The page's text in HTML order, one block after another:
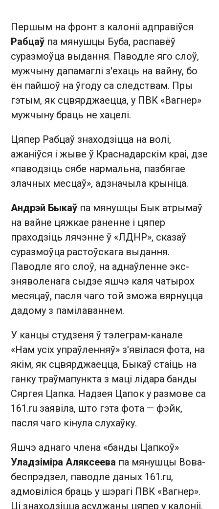
Першым на фронт з калоніі адправіўся
Рабцаў па мянушцы Буба, распавёў
суразмоўца выдання. Паводле яго слоў,
мужчыну дапамаглі з'ехаць на вайну, бо
ён пайшоў на ўгоду са следствам. Пры
гэтым, як сцвярджаецца, у ПВК «Вагнер»
мужчыну браць не хацелі.
Цяпер Рабцаў знаходзіцца на волі,
ажаніўся і жыве ў Краснадарскім краі, дзе
«паводзіць сябе нармальна, пазбягае
злачных месцаў», адзначыла крыніца.
Андрэй Быкаў па мянушцы Бык атрымаў
на вайне цяжкае раненне і цяпер
праходзіць лячэнне ў «ЛДНР», сказаў
суразмоўца растоўскага выдання.
Паводле яго слоў, на аднаўленне экс-
зняволенага сыдзе яшчэ каля чатырох
месяцаў, пасля чаго той зможа вярнуцца
дадому з памілаваннем.
У канцы студзеня ў тэлеграм-канале
«Нам усіх упраўленняў» з'явілася фота, на
якім, як сцвярджаецца, Быкаў стаіць на
ганку траўмапункта з маці лідара банды
Сяргея Цапка. Надзея Цапок у размове са
161.ru заявіла, што гэта фота — фэйк,
пасля чаго кінула слухаўку.
Яшчэ аднаго члена «банды Цапкоў»
Уладзіміра Аляксеева па мянушцы Вова-
беспрэдзел, паводле даных 161.ru,
адмовіліся браць у шэрагі ПВК «Вагнер».
Ці знаходзіцца асуджаны цяпер у калоніі,